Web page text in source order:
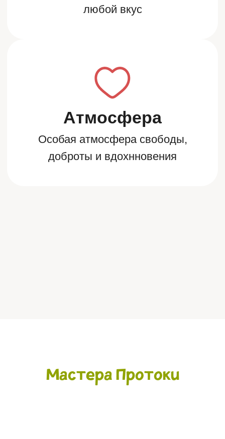
Мастера Протоки